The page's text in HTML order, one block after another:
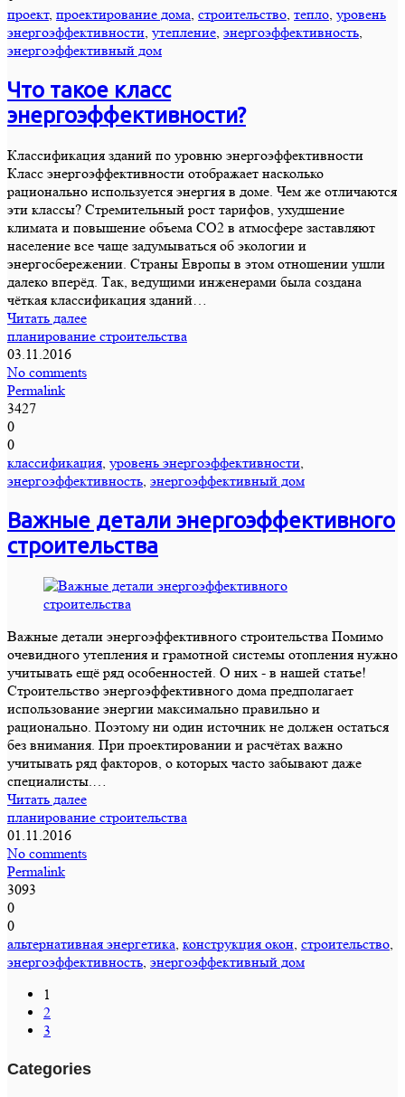
проект, проектирование дома, строительство, тепло, уровень
энергоэффективности, утепление, энергоэффективность,
энергоэффективный дом
Что такое класс
энергоэффективности?
Классификация зданий по уровню энергоэффективности
Класс энергоэффективности отображает насколько
рационально используется энергия в доме. Чем же отличаются
эти классы? Стремительный рост тарифов, ухудшение
климата и повышение объема СО2 в атмосфере заставляют
население все чаще задумываться об экологии и
энергосбережении. Страны Европы в этом отношении ушли
далеко вперёд. Так, ведущими инженерами была создана
чёткая классификация зданий…
Читать далее
планирование строительства
03.11.2016
No comments
Permalink
3427
0
0
классификация, уровень энергоэффективности,
энергоэффективность, энергоэффективный дом
Важные детали энергоэффективного
строительства
Важные детали энергоэффективного строительства Помимо
очевидного утепления и грамотной системы отопления нужно
учитывать ещё ряд особенностей. О них - в нашей статье!
Строительство энергоэффективного дома предполагает
использование энергии максимально правильно и
рационально. Поэтому ни один источник не должен остаться
без внимания. При проектировании и расчётах важно
учитывать ряд факторов, о которых часто забывают даже
специалисты.…
Читать далее
планирование строительства
01.11.2016
No comments
Permalink
3093
0
0
альтернативная энергетика, конструкция окон, строительство,
энергоэффективность, энергоэффективный дом
1
2
3
Categories